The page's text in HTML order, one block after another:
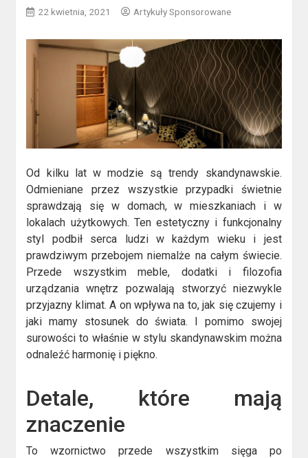
22 kwietnia, 2021 Artykuły Sponsorowane
Od kilku lat w modzie są trendy skandynawskie.
Odmieniane przez wszystkie przypadki świetnie
sprawdzają się w domach, w mieszkaniach i w
lokalach użytkowych. Ten estetyczny i funkcjonalny
styl podbił serca ludzi w każdym wieku i jest
prawdziwym przebojem niemalże na całym świecie.
Przede wszystkim meble, dodatki i filozofia
urządzania wnętrz pozwalają stworzyć niezwykle
przyjazny klimat. A on wpływa na to, jak się czujemy i
jaki mamy stosunek do świata. I pomimo swojej
surowości to właśnie w stylu skandynawskim można
odnaleźć harmonię i piękno.
Detale, które mają
znaczenie
To wzornictwo przede wszystkim sięga po